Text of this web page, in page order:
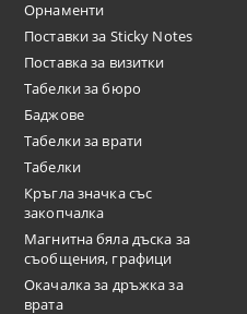
Орнаменти
Поставки за Sticky Notes
Поставка за визитки
Tабелки за бюро
Баджове
Табелки за врати
Табелки
Кръгла значка със
закопчалка
Магнитна бяла дъска за
съобщения, графици
Окачалка за дръжка за
врата